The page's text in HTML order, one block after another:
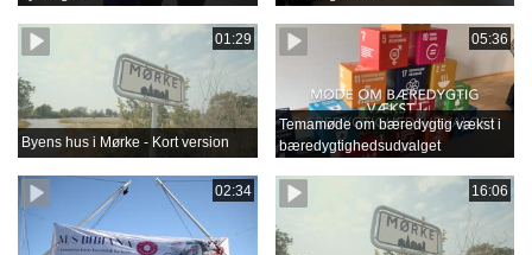
01:29
Byens hus i Mørke - Kort version
05:36
Temamøde om bæredygtig vækst i
bæredygtighedsudvalget
02:34 16:06